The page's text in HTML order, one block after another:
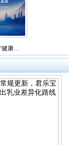
健康…